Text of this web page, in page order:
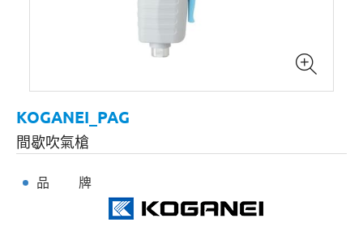
KOGANEI_PAG
間歇吹氣槍
品 牌